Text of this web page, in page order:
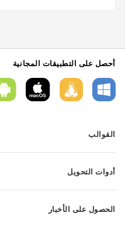
أحصل على التطبيقات المجانية
القوالب
قوالب المستندات النصية
قوالب الجداول
قوالب العروض التقديمية
أدوات التحويل
تحويل جداول البيانات
الحصول على الأخبار